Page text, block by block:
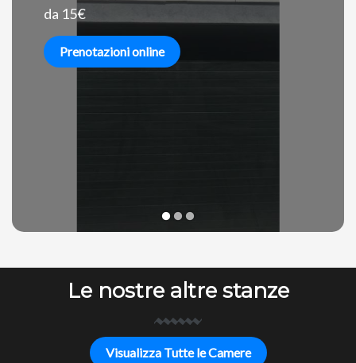
da 15€
Prenotazioni online
Le nostre altre stanze
Visualizza Tutte le Camere